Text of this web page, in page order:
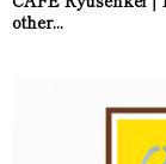
other...